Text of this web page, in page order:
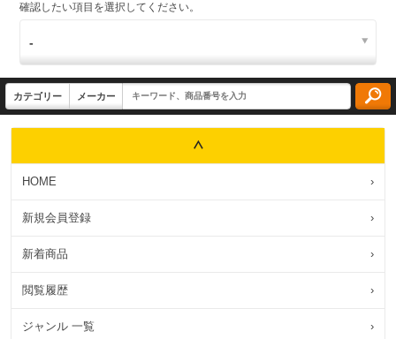
確認したい項目を選択してください。
HOME ›
新規会員登録 ›
新着商品 ›
閲覧履歴 ›
ジャンル 一覧 ›